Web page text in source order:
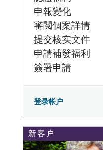
申報變化
審閲個案詳情
提交核实文件
申請補發福利
簽署申請
登录帐户
新客户